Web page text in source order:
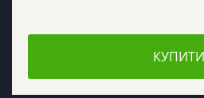
КУПИТИ